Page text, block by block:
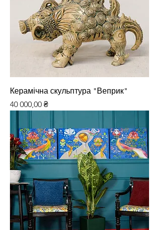
Керамічна скульптура "Веприк"
Ціна
40 000,00 ₴